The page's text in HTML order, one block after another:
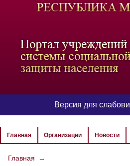
Версия для
ЦВЕТОВАЯ
Главная Организации Новости
Главная
→